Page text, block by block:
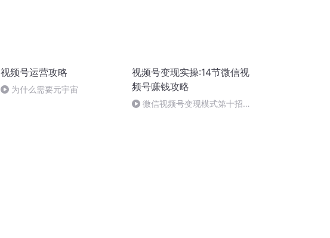
视频号运营攻略
为什么需要元宇宙
视频号变现实操:14节微信视
频号赚钱攻略
微信视频号变现模式第十招，